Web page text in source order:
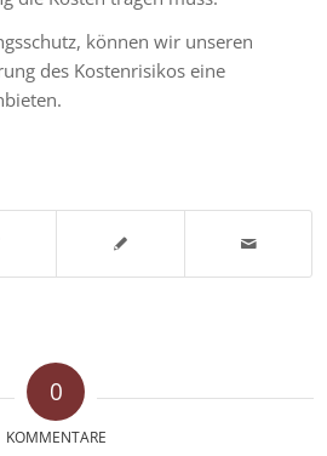
können wir unseren
des Kostenrisikos eine
0
KOMMENTARE